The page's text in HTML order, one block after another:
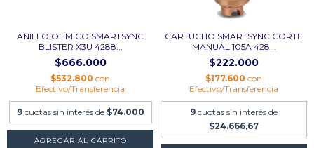
ANILLO OHMICO SMARTSYNC
BLISTER X3U 4288...
$666.000
$532.800 con
Efectivo/Transferencia
9 cuotas sin interés de $74.000
CARTUCHO SMARTSYNC CORTE
MANUAL 105A 428...
$222.000
$177.600 con
Efectivo/Transferencia
9 cuotas sin interés de
$24.666,67